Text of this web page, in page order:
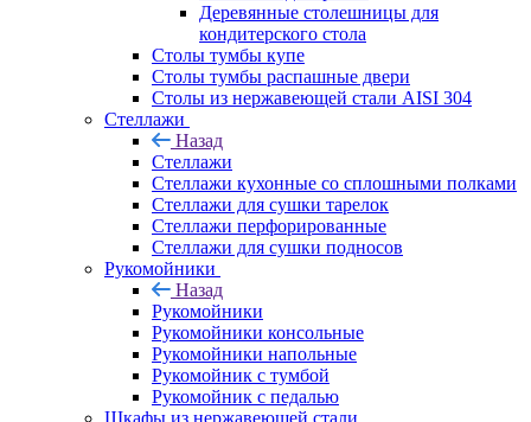
Деревянные столешницы для
кондитерского стола
Столы тумбы купе
Столы тумбы распашные двери
Столы из нержавеющей стали AISI 304
Стеллажи
Назад
Стеллажи
Стеллажи кухонные со сплошными полками
Стеллажи для сушки тарелок
Стеллажи перфорированные
Стеллажи для сушки подносов
Рукомойники
Назад
Рукомойники
Рукомойники консольные
Рукомойники напольные
Рукомойник с тумбой
Рукомойник с педалью
Шкафы из нержавеющей стали